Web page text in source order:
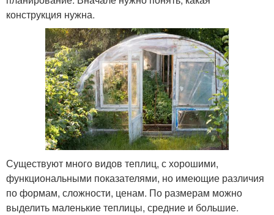
конструкция нужна.
Существуют много видов теплиц, с хорошими,
функциональными показателями, но имеющие различия
по формам, сложности, ценам. По размерам можно
выделить маленькие теплицы, средние и большие.